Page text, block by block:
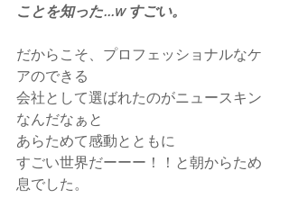
ことを知った...w すごい。
だからこそ、プロフェッショナルなケ
アのできる
会社として選ばれたのがニュースキン
なんだなぁと
あらためて感動とともに
すごい世界だーーー！！と朝からため
息でした。